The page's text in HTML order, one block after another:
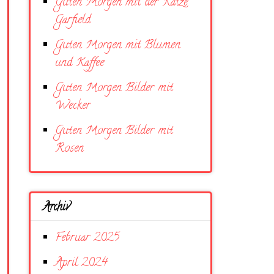
Garfield
Guten Morgen mit Blumen
und Kaffee
Guten Morgen Bilder mit
Wecker
Guten Morgen Bilder mit
Rosen
Archiv
Februar 2025
April 2024